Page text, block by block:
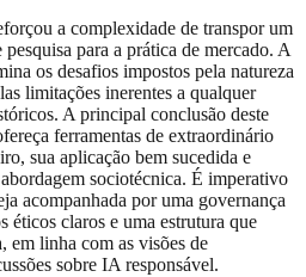
a complexidade de transpor um
para a prática de mercado. A
os desafios impostos pela natureza
limitações inerentes a qualquer
A principal conclusão deste
ferramentas de extraordinário
sua aplicação bem sucedida e
sociotécnica. É imperativo
acompanhada por uma governança
éticos claros e uma estrutura que
em linha com as visões de
sobre IA responsável.